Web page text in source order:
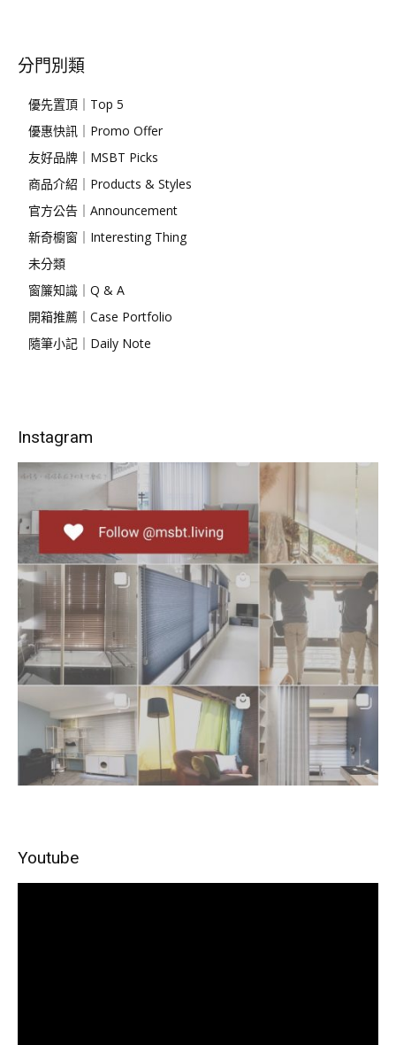
分門別類
優先置頂｜Top 5
優惠快訊｜Promo Offer
友好品牌｜MSBT Picks
商品介紹｜Products & Styles
官方公告｜Announcement
新奇櫥窗｜Interesting Thing
未分類
窗簾知識｜Q & A
開箱推薦｜Case Portfolio
隨筆小記｜Daily Note
Instagram
Youtube